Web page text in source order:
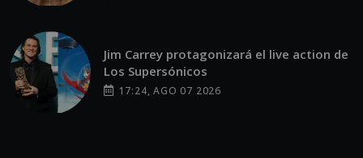
Jim Carrey protagonizará el live action de
Los Supersónicos
17:24, AGO 07 2026